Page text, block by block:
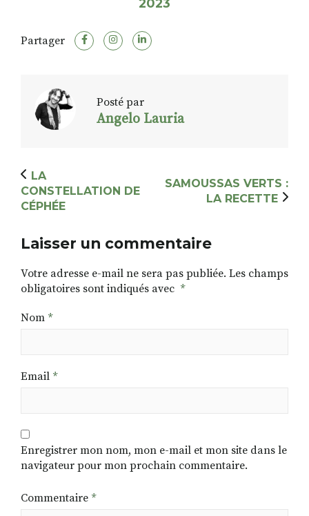
2023
Partager
Posté par
Angelo Lauria
LA
CONSTELLATION DE
CÉPHÉE
SAMOUSSAS VERTS :
LA RECETTE
Laisser un commentaire
Votre adresse e-mail ne sera pas publiée. Les champs
obligatoires sont indiqués avec *
Nom *
Email *
Enregistrer mon nom, mon e-mail et mon site dans le
navigateur pour mon prochain commentaire.
Commentaire *